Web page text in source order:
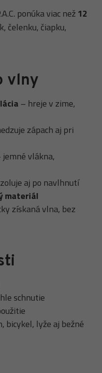
ponúka viac než12
čelenku, čiapku,
vlny
– hreje v zime,
zápach aj pri
jemné vlákna,
aj po navlhnutí
materiál
získaná vlna, bez
schnutie
bicykel, lyže aj bežné